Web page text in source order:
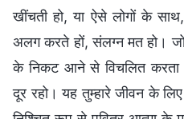
खींचती हो, या ऐसे लोगों के
अलग करते हों, संलग्न मत हो।
के निकट आने से विचलित
दूर रहो। यह तुम्हारे जीवन के